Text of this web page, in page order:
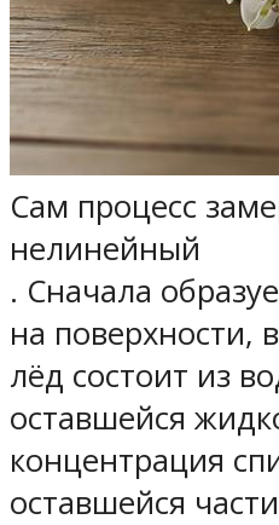
Сам процесс
нелинейный
. Сначала
на поверхности,
лёд состоит из
оставшейся
концентрация
оставшейся